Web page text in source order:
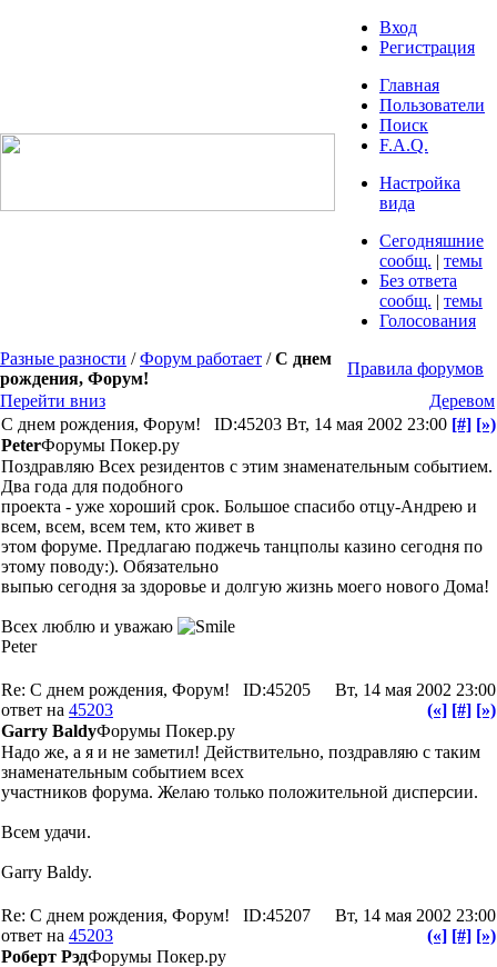
Вход
Регистрация
Главная
Пользователи
Поиск
F.A.Q.
Настройка
вида
Сегодняшние
сообщ. | темы
Без ответа
сообщ. | темы
Голосования
Разные разности /Форум работает /С днем
рождения, Форум!
Правила форумов
Перейти вниз
Деревом
С днем рождения, Форум!
ID:45203 Вт, 14 мая 2002 23:00 [#] [»)
PeterФорумы Покер.ру
Поздравляю Всех резидентов с этим знаменательным событием.
Два года для подобного
проекта - уже хороший срок. Большое спасибо отцу-Андрею и
всем, всем, всем тем, кто живет в
этом форуме. Предлагаю поджечь танцполы казино сегодня по
этому поводу:). Обязательно
выпью сегодня за здоровье и долгую жизнь моего нового Дома!
Всех люблю и уважаю
Peter
Re: С днем рождения, Форум!
ID:45205
ответ на 45203
Вт, 14 мая 2002 23:00
(«] [#] [»)
Garry BaldyФорумы Покер.ру
Надо же, а я и не заметил! Действительно, поздравляю с таким
знаменательным событием всех
участников форума. Желаю только положительной дисперсии.
Всем удачи.
Garry Baldy.
Re: С днем рождения, Форум!
ID:45207
ответ на 45203
Вт, 14 мая 2002 23:00
(«] [#] [»)
Роберт РэдФорумы Покер.ру